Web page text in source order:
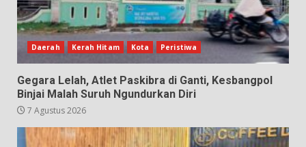
Daerah Kerah Hitam Kota Peristiwa
Gegara Lelah, Atlet Paskibra di Ganti, Kesbangpol
Binjai Malah Suruh Ngundurkan Diri
7 Agustus 2026